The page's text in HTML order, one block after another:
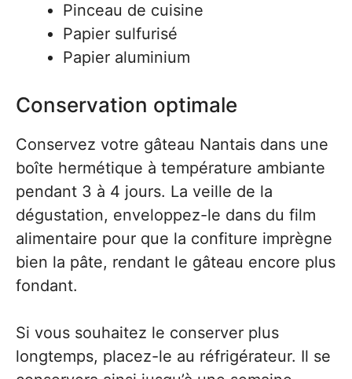
Pinceau de cuisine
Papier sulfurisé
Papier aluminium
Conservation optimale
Conservez votre gâteau Nantais dans une
boîte hermétique à température ambiante
pendant 3 à 4 jours. La veille de la
dégustation, enveloppez-le dans du film
alimentaire pour que la confiture imprègne
bien la pâte, rendant le gâteau encore plus
fondant.
Si vous souhaitez le conserver plus
longtemps, placez-le au réfrigérateur. Il se